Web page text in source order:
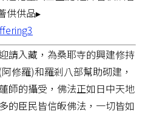
供供品▸
請入藏，為桑耶寺的興建修持
修羅)和羅剎八部幫助砌建，
師的攝受，佛法正如日中天地
的臣民皆信皈佛法，一切皆如